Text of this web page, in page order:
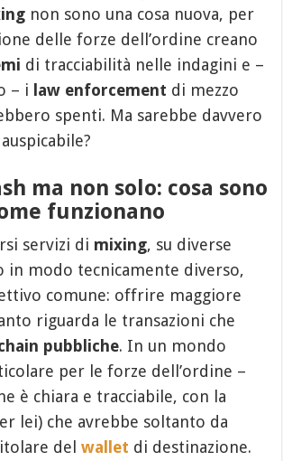
non sono una cosa nuova, per
delle forze dell’ordine creano
di tracciabilità nelle indagini e –
– i law enforcement di mezzo
spenti. Ma sarebbe davvero
ma non solo: cosa sono
funzionano
servizi di mixing, su diverse
in modo tecnicamente diverso,
comune: offrire maggiore
riguarda le transazioni che
pubbliche. In un mondo
per le forze dell’ordine –
è chiara e tracciabile, con la
lei) che avrebbe soltanto da
delwallet di destinazione.